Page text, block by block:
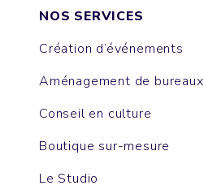
NOS SERVICES
Création d’événements
Aménagement de bureaux
Conseil en culture
Boutique sur-mesure
Le Studio